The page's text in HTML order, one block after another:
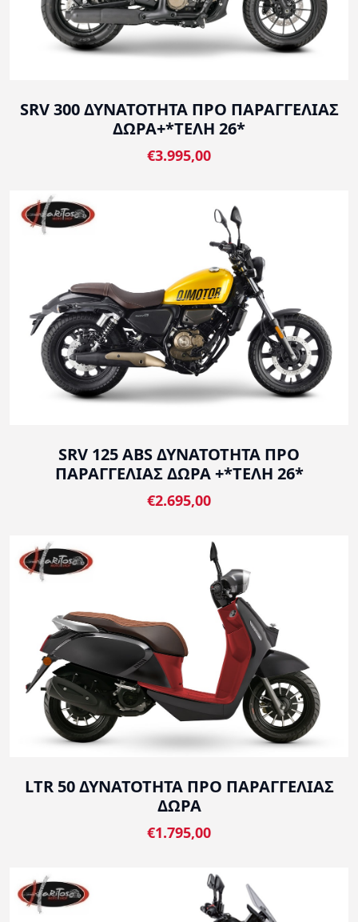
SRV 300 ΔΥΝΑΤΟΤΗΤΑ ΠΡΟ ΠΑΡΑΓΓΕΛΙΑΣ
ΔΩΡΑ+*ΤΕΛΗ 26*
€3.995,00
SRV 125 ABS ΔΥΝΑΤΟΤΗΤΑ ΠΡΟ
ΠΑΡΑΓΓΕΛΙΑΣ ΔΩΡΑ +*ΤΕΛΗ 26*
€2.695,00
LTR 50 ΔΥΝΑΤΟΤΗΤΑ ΠΡΟ ΠΑΡΑΓΓΕΛΙΑΣ
ΔΩΡΑ
€1.795,00